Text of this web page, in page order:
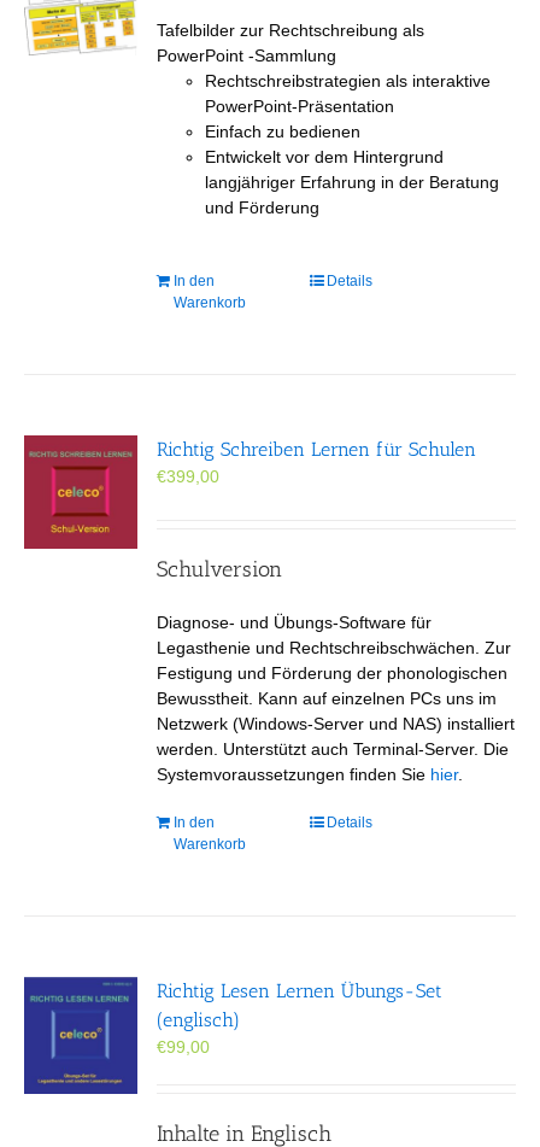
Tafelbilder zur Rechtschreibung als
PowerPoint -Sammlung
Rechtschreibstrategien als interaktive
PowerPoint-Präsentation
Einfach zu bedienen
Entwickelt vor dem Hintergrund
langjähriger Erfahrung in der Beratung
und Förderung
In den
Warenkorb
Details
Richtig Schreiben Lernen für Schulen
€399,00
Schulversion
Diagnose- und Übungs-Software für
Legasthenie und Rechtschreibschwächen. Zur
Festigung und Förderung der phonologischen
Bewusstheit. Kann auf einzelnen PCs uns im
Netzwerk (Windows-Server und NAS) installiert
werden. Unterstützt auch Terminal-Server. Die
Systemvoraussetzungen finden Sie hier.
In den
Warenkorb
Details
Richtig Lesen Lernen Übungs-Set
(englisch)
€99,00
Inhalte in Englisch